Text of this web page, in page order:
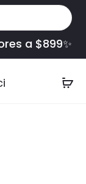
a $899✨